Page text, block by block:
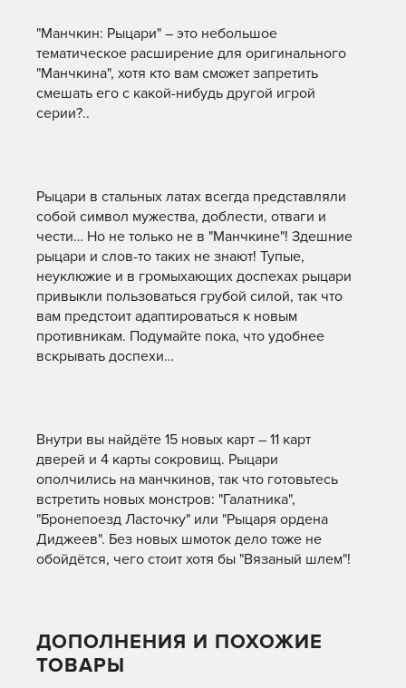
"Манчкин: Рыцари" – это небольшое
тематическое расширение для оригинального
"Манчкина", хотя кто вам сможет запретить
смешать его с какой-нибудь другой игрой
серии?..
Рыцари в стальных латах всегда представляли
собой символ мужества, доблести, отваги и
чести… Но не только не в "Манчкине"! Здешние
рыцари и слов-то таких не знают! Тупые,
неуклюжие и в громыхающих доспехах рыцари
привыкли пользоваться грубой силой, так что
вам предстоит адаптироваться к новым
противникам. Подумайте пока, что удобнее
вскрывать доспехи…
Внутри вы найдёте 15 новых карт – 11 карт
дверей и 4 карты сокровищ. Рыцари
ополчились на манчкинов, так что готовьтесь
встретить новых монстров: "Галатника",
"Бронепоезд Ласточку" или "Рыцаря ордена
Диджеев". Без новых шмоток дело тоже не
обойдётся, чего стоит хотя бы "Вязаный шлем"!
ДОПОЛНЕНИЯ И ПОХОЖИЕ
ТОВАРЫ